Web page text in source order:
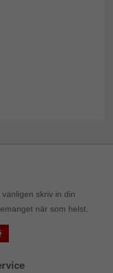
skriv in din
när som helst.